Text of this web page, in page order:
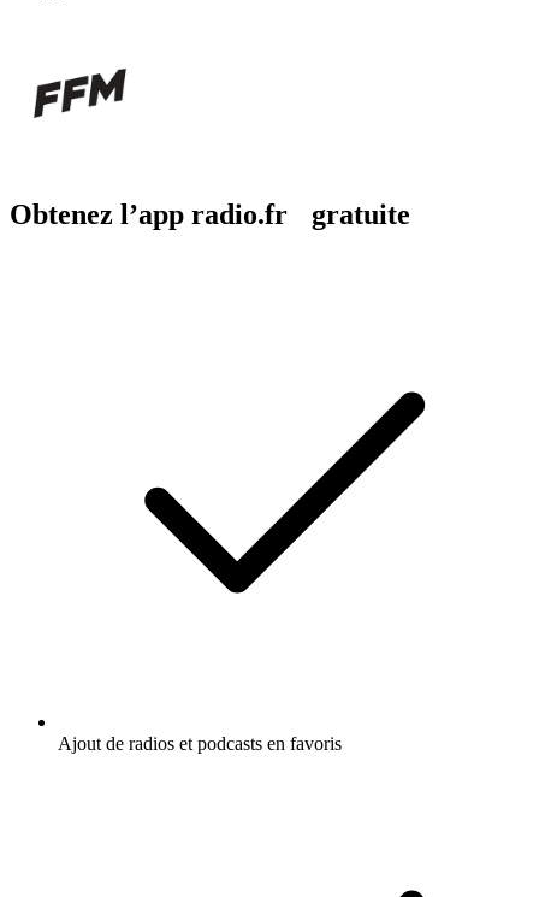
Obtenez l’app radio.fr gratuite
Ajout de radios et podcasts en favoris